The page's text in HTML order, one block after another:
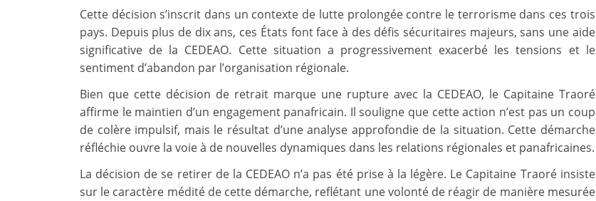
Cette décision s’inscrit dans un contexte de lutte prolongée contre le terrorisme dans ces trois
pays. Depuis plus de dix ans, ces États font face à des défis sécuritaires majeurs, sans une aide
significative de la CEDEAO. Cette situation a progressivement exacerbé les tensions et le
sentiment d’abandon par l’organisation régionale.
Bien que cette décision de retrait marque une rupture avec la CEDEAO, le Capitaine Traoré
affirme le maintien d’un engagement panafricain. Il souligne que cette action n’est pas un coup
de colère impulsif, mais le résultat d’une analyse approfondie de la situation. Cette démarche
réfléchie ouvre la voie à de nouvelles dynamiques dans les relations régionales et panafricaines.
La décision de se retirer de la CEDEAO n’a pas été prise à la légère. Le Capitaine Traoré insiste
sur le caractère médité de cette démarche, reflétant une volonté de réagir de manière mesurée